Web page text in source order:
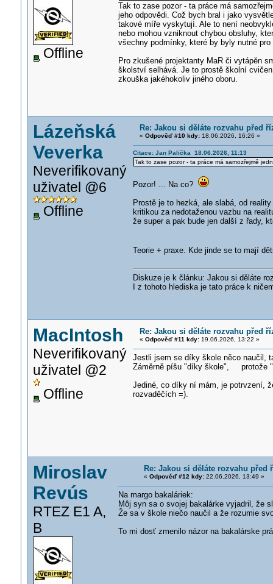
Offline
Tak to zase pozor - ta práce má
jeho odpovědi. Což bych bral i jako
takové míře vyskytují. Ale to není
nebo mohou vzniknout chybou obsluhy,
všechny podmínky, které by byly nutné
Pro zkušené projektanty MaR či vytápěn
školství selhává. Je to prostě školní
zkouška jakéhokoliv jiného oboru.
Lázeňská
Veverka
Neverifikovaný
uživatel @6
Offline
Re: Jakou si děláte rozvahu před
« Odpověď #10 kdy:18.06.2026, 16:26 »
Citace: Jan Palička 18.06.2026, 11:13
Tak to zase pozor - ta práce má samozřejmě
Pozor! ... Na co?
Prostě je to hezká, ale slabá, od
kritikou za nedotaženou vazbu na
že super a pak bude jen další z řady,
Teorie + praxe. Kde jinde se to mají
Diskuze je k článku: Jakou si děláte
I z tohoto hlediska je tato práce k
MacIntosh
Neverifikovaný
uživatel @2
Offline
Re: Jakou si děláte rozvahu před
« Odpověď #11 kdy:19.06.2026, 13:22 »
Jestli jsem se díky škole něco naučil,
Záměrně píšu "díky škole", protože
Jediné, co díky ní mám, je potrvzení,
rozvaděčích =).
Miroslav
Revús
RTEZ E1 A,
B
Re: Jakou si děláte rozvahu
« Odpověď #12 kdy:22.06.2026, 13:49 »
Na margo bakaláriek:
Môj syn sa o svojej bakalárke vyjadril, že
Že sa v škole niečo naučil a že rozumie
To mi dosť zmenilo názor na bakalárske